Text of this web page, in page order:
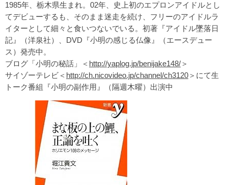
1985年、栃木県生まれ。02年、史上初のエプロンアイドルとし
てデビューするも、そのまま迷走を続け、フリーのアイドルラ
イターとして細々と食いつないでいる。初著『アイドル墜落日
記』（洋泉社）、DVD『小明の感じる仏像』（エースデュー
ス）発売中。
ブログ「小明の秘話」＜ http://yaplog.jp/benijake148/＞
サイゾーテレビ＜ http://ch.nicovideo.jp/channel/ch3120＞にて生
トーク番組『小明の副作用』（隔週木曜）出演中